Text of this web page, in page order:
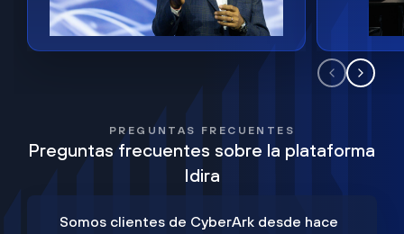
PREGUNTAS FRECUENTES
Preguntas frecuentes sobre la plataforma
Idira
Somos clientes de CyberArk desde hace